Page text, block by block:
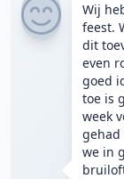
Wij
feest.
dit
even
goed
toe is
week
gehad
we in